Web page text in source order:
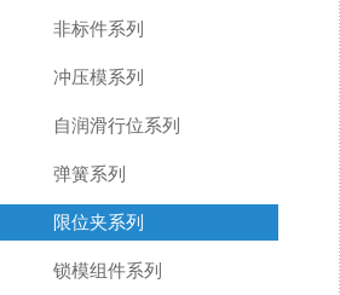
非标件系列
冲压模系列
自润滑行位系列
弹簧系列
限位夹系列
锁模组件系列